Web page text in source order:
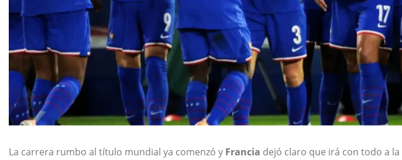
La carrera rumbo al título mundial ya comenzó y Francia dejó claro que irá con todo a la